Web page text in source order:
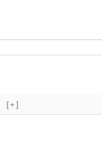
[+]